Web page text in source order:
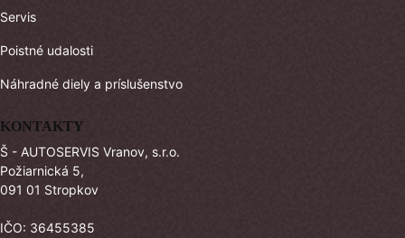
Servis
Poistné udalosti
Náhradné diely a príslušenstvo
KONTAKTY
Š - AUTOSERVIS Vranov, s.r.o.
Požiarnická 5,
091 01 Stropkov
IČO: 36455385